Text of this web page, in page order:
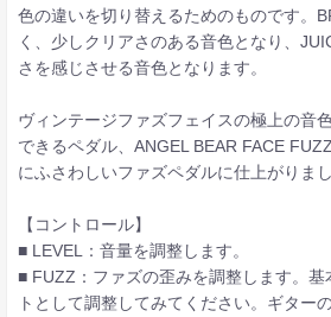
色の違いを切り替えるためのものです。
く、少しクリアさのある音色となり、
さを感じさせる音色となります。
ヴィンテージファズフェイスの極上の音
できるペダル、ANGEL BEAR FACE
にふさわしいファズペダルに仕上がりまし
【コントロール】
■ LEVEL：音量を調整します。
■ FUZZ：ファズの歪みを調整します。基
トとして調整してみてください。ギター